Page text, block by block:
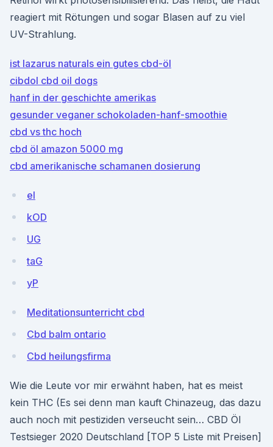
reagiert mit Rötungen und sogar Blasen auf zu viel
UV-Strahlung.
ist lazarus naturals ein gutes cbd-öl
cibdol cbd oil dogs
hanf in der geschichte amerikas
gesunder veganer schokoladen-hanf-smoothie
cbd vs thc hoch
cbd öl amazon 5000 mg
cbd amerikanische schamanen dosierung
eI
kOD
UG
taG
yP
Meditationsunterricht cbd
Cbd balm ontario
Cbd heilungsfirma
Wie die Leute vor mir erwähnt haben, hat es meist
kein THC (Es sei denn man kauft Chinazeug, das dazu
auch noch mit pestiziden verseucht sein… CBD Öl
Testsieger 2020 Deutschland [TOP 5 Liste mit Preisen]